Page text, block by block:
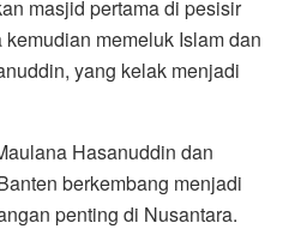
masjid pertama di pesisir
memeluk Islam dan
yang kelak menjadi
Hasanuddin dan
berkembang menjadi
penting di Nusantara.